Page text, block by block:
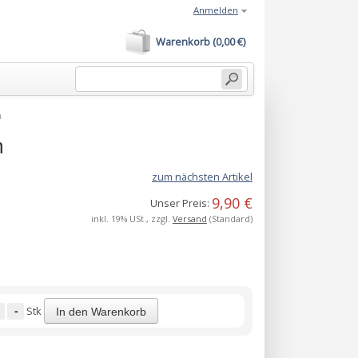
Warenkorb (0,00 €)
Anmelden
zum nächsten Artikel
Unser Preis: 9,90 €
inkl. 19% USt., zzgl. Versand (Standard)
- Stk In den Warenkorb